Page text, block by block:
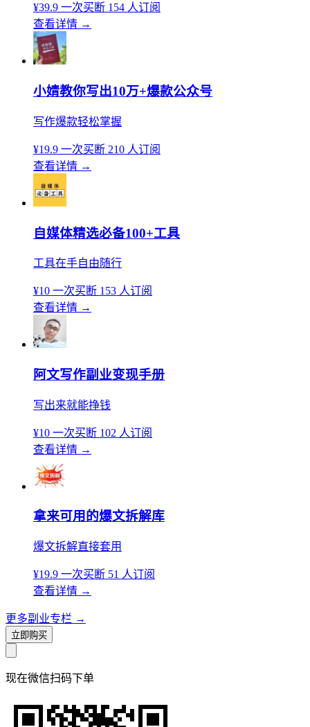
¥39.9 一次买断 154 人订阅
查看详情 →
小婧教你写出10万+爆款公众号
写作爆款轻松掌握
¥19.9 一次买断 210 人订阅
查看详情 →
自媒体精选必备100+工具
工具在手自由随行
¥10 一次买断 153 人订阅
查看详情 →
阿文写作副业变现手册
写出来就能挣钱
¥10 一次买断 102 人订阅
查看详情 →
拿来可用的爆文拆解库
爆文拆解直接套用
¥19.9 一次买断 51 人订阅
查看详情 →
更多副业专栏 →
立即购买
现在微信扫码下单